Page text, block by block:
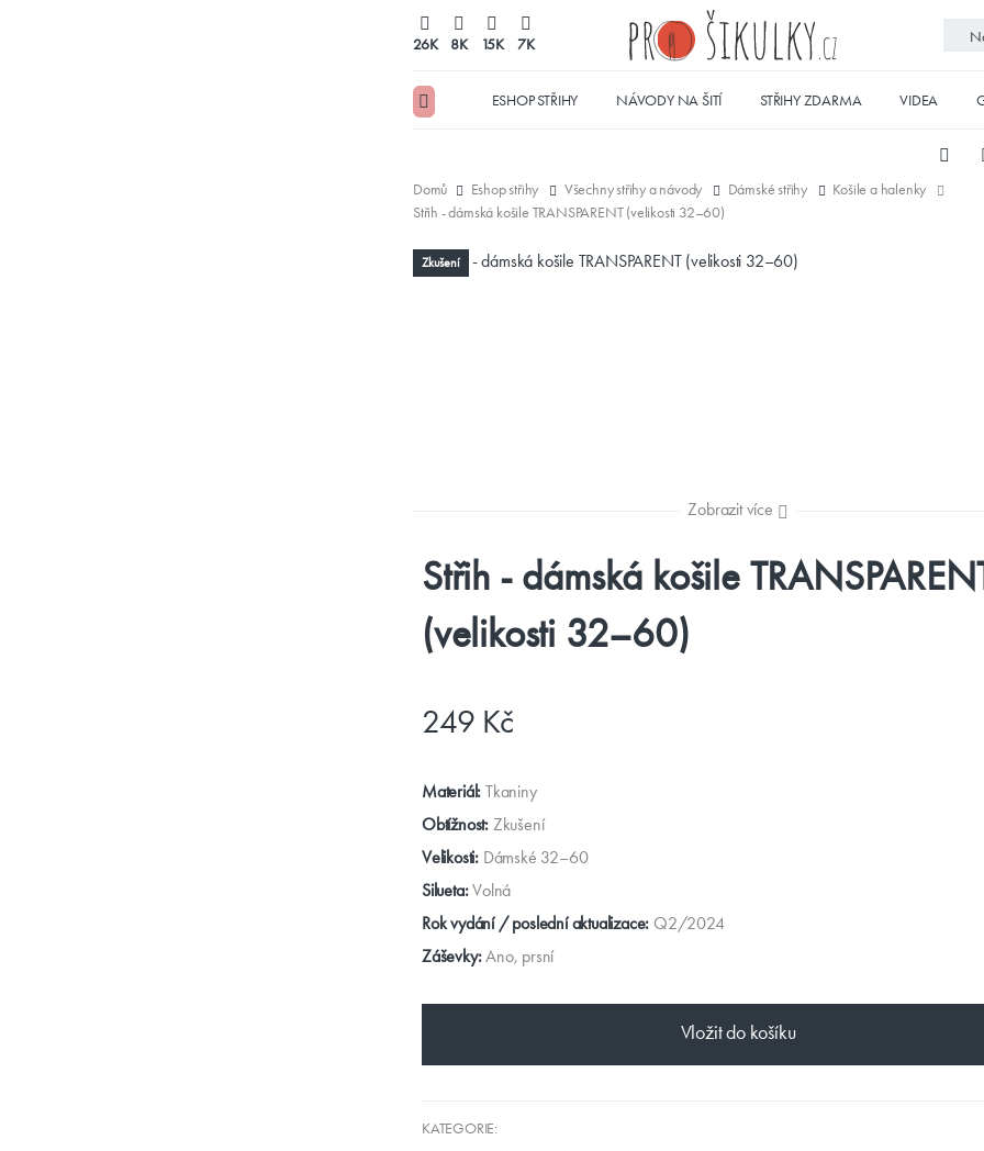
26K 8K 15K 7K
ESHOP STŘIHY NÁVODY NA ŠITÍ STŘIHY ZDARMA VIDEA
Domů Eshop střihy Všechny střihy a návody Dámské střihy
Košile a halenky
Střih - dámská košile TRANSPARENT (velikosti 32–60)
Zobrazit více
Zkušení
Střih - dámská košile
(velikosti 32–60)
249 Kč
Materiál: Tkaniny
Obtížnost: Zkušení
Velikosti: Dámské 32–60
Silueta: Volná
Rok vydání / poslední aktualizace: Q2/2024
Záševky: Ano, prsní
Vložit do košíku
KATEGORIE: